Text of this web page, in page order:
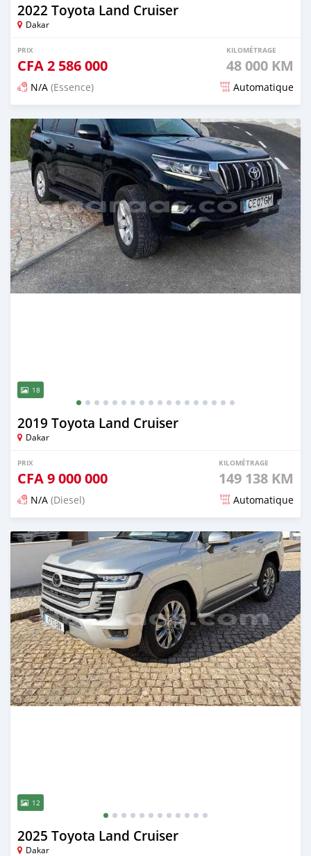
2022 Toyota Land Cruiser
Dakar
PRIX
CFA2 586 000
KILOMÉTRAGE
48 000 KM
N/A (Essence) Automatique
Publié il y a 14 jours
18
2019 Toyota Land Cruiser
Dakar
PRIX
CFA9 000 000
KILOMÉTRAGE
149 138 KM
N/A (Diesel) Automatique
Publié il y a 22 jours
12
2025 Toyota Land Cruiser
Dakar